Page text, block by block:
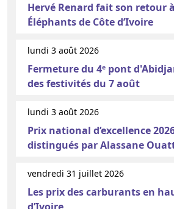
Hervé Renard fait son retour
Éléphants de Côte d’Ivoire
lundi 3 août 2026
Fermeture du 4ᵉ pont
des festivités du 7 août
lundi 3 août 2026
Prix national d’excellence
distingués par Alassane
vendredi 31 juillet 2026
Les prix des carburants en